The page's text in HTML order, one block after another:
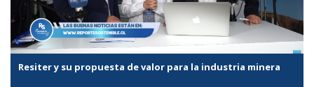
Resiter y su propuesta de valor para la industria minera